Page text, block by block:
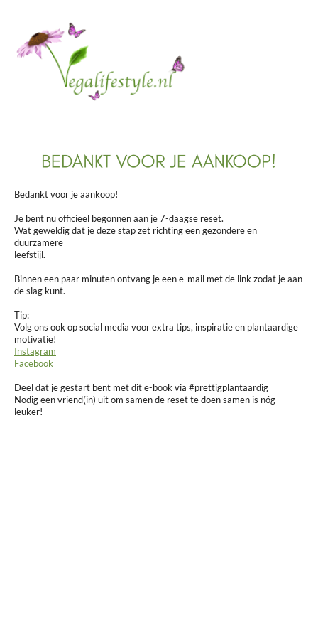
Bedankt voor je aankoop!
Je bent nu officieel begonnen aan je 7-daagse reset.
Wat geweldig dat je deze stap zet richting een gezondere en
duurzamere
leefstijl.
Binnen een paar minuten ontvang je een e-mail met de link zodat je aan
de slag kunt.
Tip:
Volg ons ook op social media voor extra tips, inspiratie en plantaardige
motivatie!
Instagram
Facebook
Deel dat je gestart bent met dit e-book via #prettigplantaardig
Nodig een vriend(in) uit om samen de reset te doen samen is nóg
leuker!